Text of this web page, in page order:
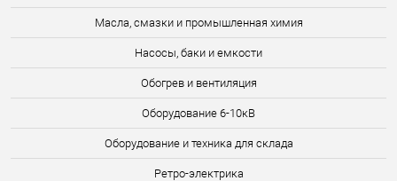
Масла, смазки и промышленная химия
Насосы, баки и емкости
Обогрев и вентиляция
Оборудование 6-10кВ
Оборудование и техника для склада
Ретро-электрика